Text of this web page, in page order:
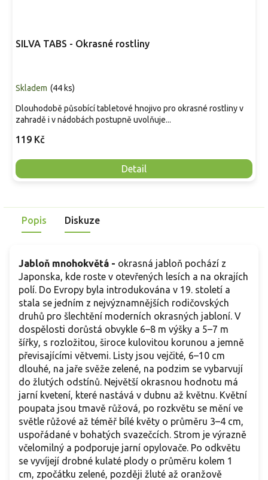
SILVA TABS - Okrasné rostliny
Skladem (44 ks)
119 Kč
Detail
Dlouhodobě působící tabletové hnojivo pro okrasné rostliny v
zahradě i v nádobách postupně uvolňuje...
Popis Diskuze
Jabloň mnohokvětá - okrasná jabloň pochází z
Japonska, kde roste v otevřených lesích a na okrajích
polí. Do Evropy byla introdukována v 19. století a
stala se jedním z nejvýznamnějších rodičovských
druhů pro šlechtění moderních okrasných jabloní. V
dospělosti dorůstá obvykle 6–8 m výšky a 5–7 m
šířky, s rozložitou, široce kulovitou korunou a jemně
převisajícími větvemi. Listy jsou vejčité, 6–10 cm
dlouhé, na jaře svěže zelené, na podzim se vybarvují
do žlutých odstínů. Největší okrasnou hodnotu má
jarní kvetení, které nastává v dubnu až květnu. Květní
poupata jsou tmavě růžová, po rozkvětu se mění ve
světle růžové až téměř bílé květy o průměru 3–4 cm,
uspořádané v bohatých svazečcích. Strom je výrazně
včelomilný a podporuje jarní opylovače. Po odkvětu
se vyvíjejí drobné kulaté plody o průměru kolem 1
cm, zpočátku zelené, později žluté až oranžově